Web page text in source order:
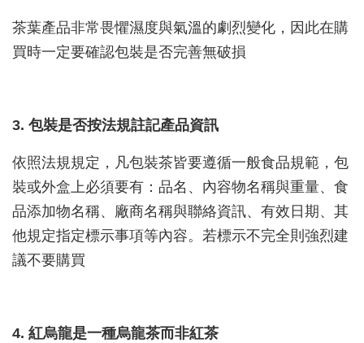
茶葉產品非常畏懼濕度與氣溫的劇烈變化，因此在購
買時一定要確認包裝是否完善無破損
3. 包裝是否按法規註記產品資訊
依照法規規定，凡包裝茶皆要遵循一般食品規範，包
裝或外盒上必須要有：品名、內容物名稱與重量、食
品添加物名稱、廠商名稱與聯絡資訊、有效日期、其
他規定指定標示事項等內容。若標示不完全則強烈建
議不要購買
4. 紅烏龍是一種烏龍茶而非紅茶